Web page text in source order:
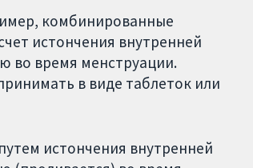
комбинированные
истончения внутренней
во время менструации.
в виде таблеток или
истончения внутренней